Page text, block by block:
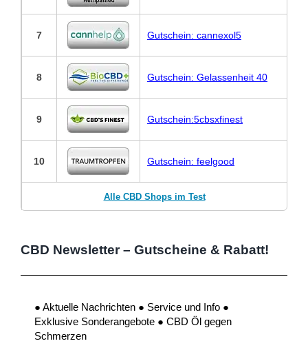
7 Gutschein: cannexol5
8 Gutschein: Gelassenheit 40
9 Gutschein:5cbsxfinest
10 Gutschein: feelgood
Alle CBD Shops im Test
CBD Newsletter – Gutscheine & Rabatt!
● Aktuelle Nachrichten ● Service und Info ●
Exklusive Sonderangebote ● CBD Öl gegen
Schmerzen